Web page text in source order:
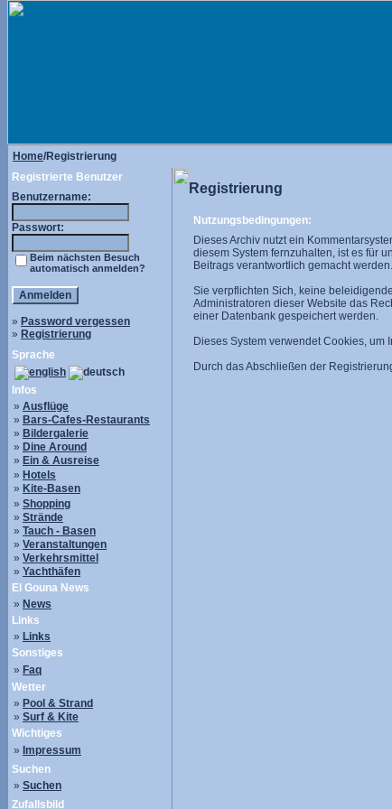
Home/Registrierung
Registrierte Benutzer
Benutzername:
Passwort:
Beim nächsten Besuch
automatisch anmelden?
» Password vergessen
» Registrierung
Sprache
Infos
» Ausflüge
» Bars-Cafes-Restaurants
» Bildergalerie
» Dine Around
» Ein & Ausreise
» Hotels
» Kite-Basen
» Shopping
» Strände
» Tauch - Basen
» Veranstaltungen
» Verkehrsmittel
» Yachthäfen
El Gouna News
» News
Links
» Links
Sonstiges
» Faq
Wetter
» Pool & Strand
» Surf & Kite
Wichtiges
» Impressum
Suchen
» Suchen
Zufallsbild
Registrierung
Nutzungsbedingungen:
Dieses Archiv nutzt ein
diesem System fernzuhalten, ist es für
Beitrags verantwortlich gemacht werden.
Sie verpflichten Sich, keine
Administratoren dieser Website das
einer Datenbank gespeichert werden.
Dieses System verwendet Cookies,
Durch das Abschließen der